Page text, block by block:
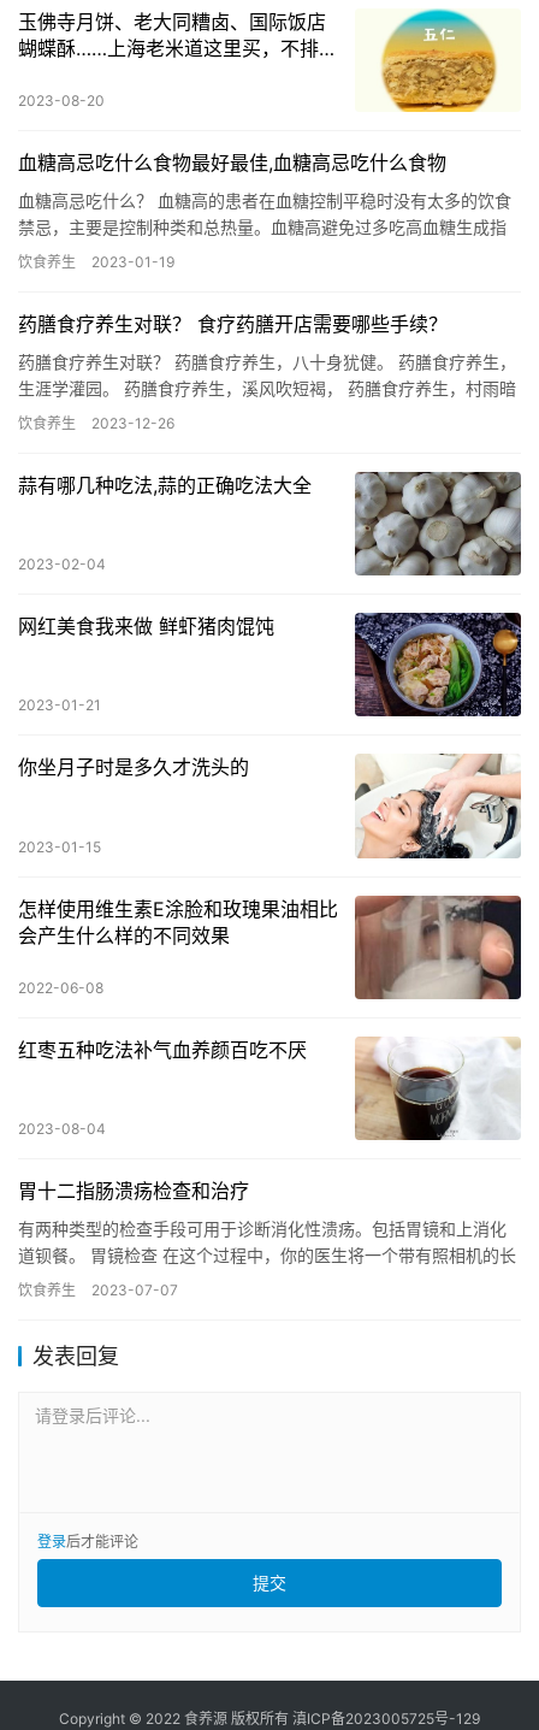
玉佛寺月饼、老大同糟卤、国际饭店
蝴蝶酥……上海老米道这里买，不排队
2023-08-20
血糖高忌吃什么食物最好最佳,血糖高忌吃什么食物
血糖高忌吃什么？ 血糖高的患者在血糖控制平稳时没有太多的饮食
禁忌，主要是控制种类和总热量。血糖高避免过多吃高血糖生成指
数（GI）食物，包括油条、肥肠、西瓜、荔枝、龙眼等，不利于血
饮食养生 2023-01-19
药膳食疗养生对联？ 食疗药膳开店需要哪些手续？
药膳食疗养生对联？ 药膳食疗养生，八十身犹健。 药膳食疗养生，
生涯学灌园。 药膳食疗养生，溪风吹短褐， 药膳食疗养生，村雨暗
衡门。 药膳食疗养生，眼正魔军怖。 药膳食疗养生，心安疾…
饮食养生 2023-12-26
蒜有哪几种吃法,蒜的正确吃法大全
2023-02-04
网红美食我来做 鲜虾猪肉馄饨
2023-01-21
你坐月子时是多久才洗头的
2023-01-15
怎样使用维生素E涂脸和玫瑰果油相比
会产生什么样的不同效果
2022-06-08
红枣五种吃法补气血养颜百吃不厌
2023-08-04
胃十二指肠溃疡检查和治疗
有两种类型的检查手段可用于诊断消化性溃疡。包括胃镜和上消化
道钡餐。 胃镜检查 在这个过程中，你的医生将一个带有照相机的长
管插入你的喉咙，进入你的胃和十二指肠，检查该区域是否有溃
饮食养生 2023-07-07
发表回复
请登录后评论...
登录后才能评论
提交
Copyright © 2022 食养源 版权所有 滇ICP备2023005725号-129